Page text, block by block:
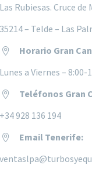
Las Rubiesas. Cruce de
35214 – Telde – Las


Horario Gran
Lunes a Viernes – 8:00-


Teléfonos Gran
+34 928 136 194


Email Tenerife: